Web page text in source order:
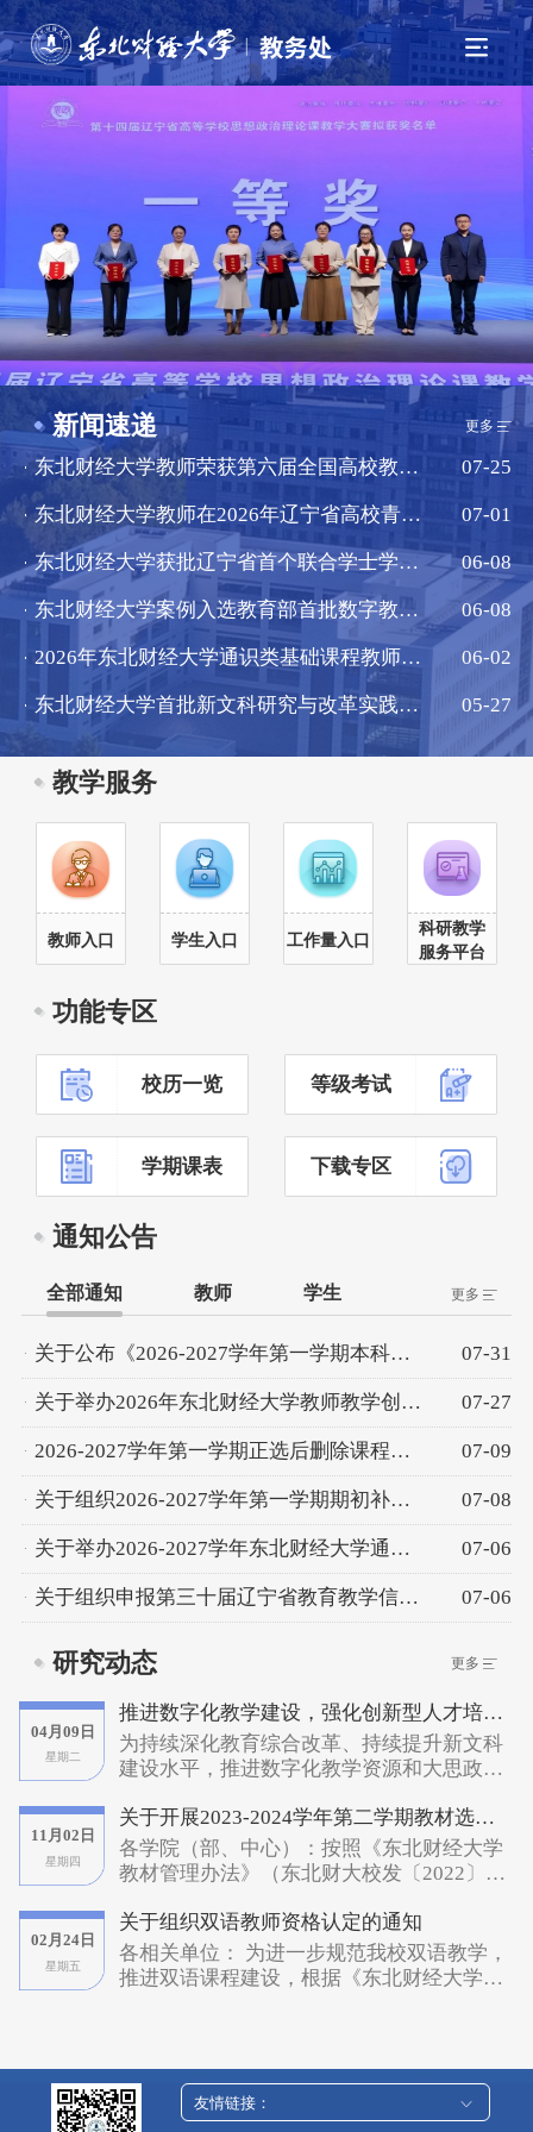
新闻速递 更多
东北财经大学教师荣获第六届全国高校教师教学创新大赛二等奖 07-25
东北财经大学教师在2026年辽宁省高校青年教师教学竞赛中再创佳绩 07-01
东北财经大学获批辽宁省首个联合学士学位和两个双学位项目 06-08
东北财经大学案例入选教育部首批数字教育“走出去”典型案例 06-08
2026年东北财经大学通识类基础课程教师教学竞赛成功举办 06-02
东北财经大学首批新文科研究与改革实践项目全部通过结题验收 05-27
教学服务
教师入口 学生入口 工作量入口
科研教学
服务平台
功能专区
校历一览 等级考试
学期课表 下载专区
通知公告
全部通知 教师 学生 更多
关于公布《2026-2027学年第一学期本科教材使用计划》的通知 07-31
关于举办2026年东北财经大学教师教学创新大赛的通知 07-27
2026-2027学年第一学期正选后删除课程信息公示 07-09
关于组织2026-2027学年第一学期期初补（缓）考报名工作的通知 07-08
关于举办2026-2027学年东北财经大学通识类基础课程教师教学竞赛的通知 07-06
关于组织申报第三十届辽宁省教育教学信息化交流活动的通知 07-06
研究动态 更多
04月09日
星期二
推进数字化教学建设，强化创新型人才培养 第五届全国财经教育教务处长论坛通知
为持续深化教育综合改革、持续提升新文科
建设水平，推进数字化教学资源和大思政课
精神为引领强化高素质教师队伍建设，培养
创新型人才，坚持高质量发展，为现代化建
设提供强大动力，由中国高等教育学会高等
主办、东北财经大学承办的第五届全国财经
教育教务处长论坛拟于2024年4月27日召
开。现将有关事项通知如下:一、主办与承办
单位指导单位：中国高等教育学会高等财经
北京百智享科技有限公司支持单位：超星泛
雅集团 智慧树网 学堂在
线 东北财经大学出版社二、论坛时
11月02日
星期四
关于开展2023-2024学年第二学期教材选用工作的通知
各学院（部、中心）：按照《东北财经大学
教材管理办法》（东北财大校发〔2022〕95
排，现将2023-2024学年第二学期教材选用
工作具体要求通知如下：一、教材选用原则
1.普通课程教材选用原则原则上需要选用国
教材建设分委员会批准。2.马工程类课程教
材选用原则根据教育部、中共中央宣传部
《关于高校哲学社会科学相关专业统一使用
02月24日
星期五
关于组织双语教师资格认定的通知
各相关单位： 为进一步规范我校双语教学，
推进双语课程建设，根据《东北财经大学关
〔2008〕26号）的相关规定，学校将组织本
年度双语教师资格的认定工作。一、申报条
友情链接：